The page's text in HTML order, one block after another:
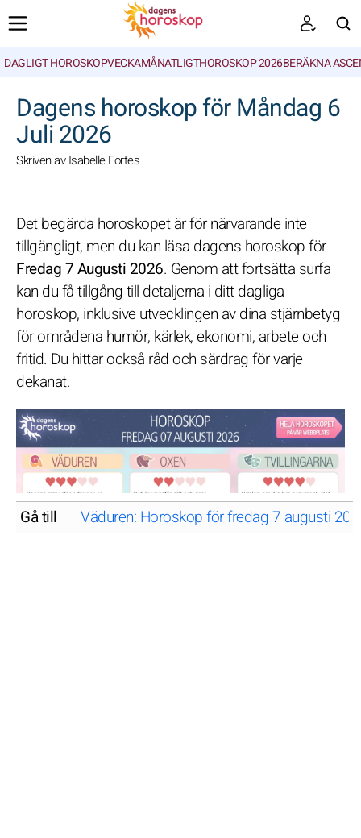
DAGLIGT HOROSKOPVECKAMÅNATLIGTHOROSKOP 2026BERÄKNA
Dagens horoskop för Måndag 6
Juli 2026
Skriven av Isabelle Fortes
Det begärda horoskopet är för närvarande inte
tillgängligt, men du kan läsa dagens horoskop för
Fredag 7 Augusti 2026. Genom att fortsätta surfa
kan du få tillgång till detaljerna i ditt dagliga
horoskop, inklusive utvecklingen av dina stjärnbetyg
för områdena humör, kärlek, ekonomi, arbete och
fritid. Du hittar också råd och särdrag för varje
dekanat.
Gå till Väduren: Horoskop för fredag 7 augusti